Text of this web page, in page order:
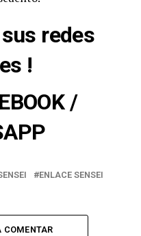
redes
!
/
ENLACE SENSEI
COMENTAR